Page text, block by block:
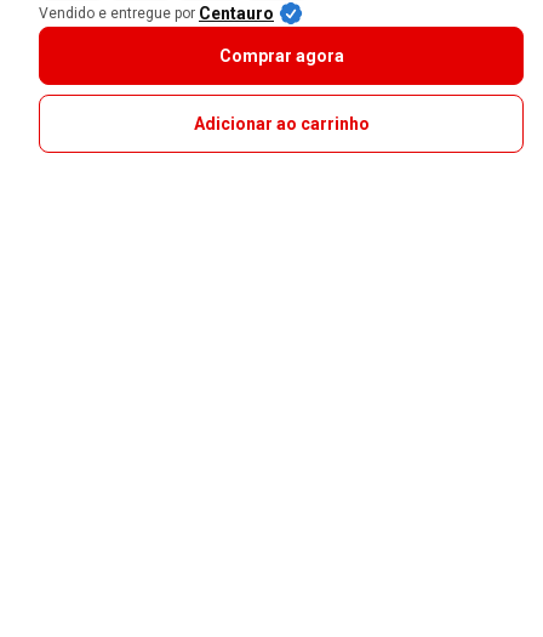
Vendido e entregue por Centauro
Comprar agora
Adicionar ao carrinho